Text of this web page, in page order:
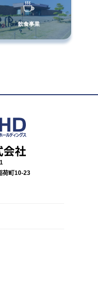
飲食事業
荷町10-23